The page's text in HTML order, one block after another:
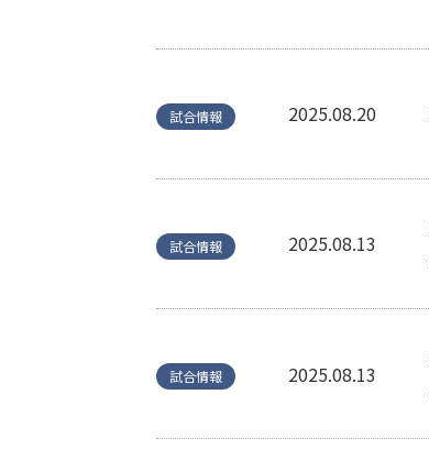
試合情報 2025.08.20
試合情報 2025.08.13
試合情報 2025.08.13